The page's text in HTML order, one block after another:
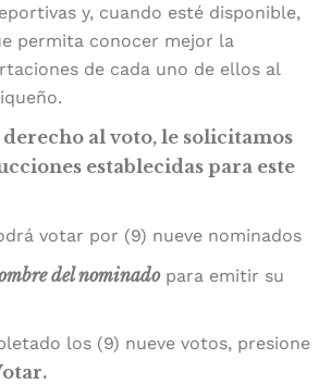
y, cuando esté disponible,
permita conocer mejor la
de cada uno de ellos al
al voto, le solicitamos
establecidas para este
votar por (9) nueve nominados
del nominadopara emitir su
los (9) nueve votos, presione